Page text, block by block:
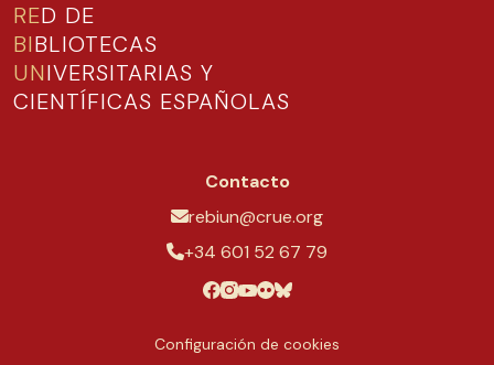
RED DE
BIBLIOTECAS
UNIVERSITARIAS Y
CIENTÍFICAS ESPAÑOLAS
Contacto
rebiun@crue.org
+34 601 52 67 79
Configuración de cookies